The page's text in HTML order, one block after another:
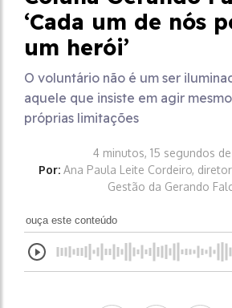
‘Cada um de nós
um herói’
O voluntário não é um ser
aquele que insiste em agir
próprias limitações
4 minutos, 15 segundos
Por: Ana Paula Leite Cordeiro,
Gestão da Gerando
ouça este conteúdo